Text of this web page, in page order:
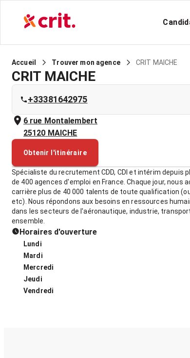
Accueil Trouver mon agence CRIT MAICHE
CRIT MAICHE
+33381642975
6 rue Montalembert
25120 MAICHE
Obtenir l'itinéraire
Spécialiste du recrutement CDD, CDI et intérim depuis
de 400 agences d'emploi en France. Chaque jour,
carrière plus de 40 000 talents de toute qualification
etc). Nous répondons aux besoins en ressources
dans les secteurs de l'aéronautique, industrie,
ensemble.
Horaires d'ouverture
Lundi
Mardi
Mercredi
Jeudi
Vendredi